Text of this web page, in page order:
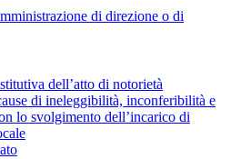
di direzione o di
dell’atto di notorietà
di ineleggibilità, inconferibilità e
lo svolgimento dell’incarico di